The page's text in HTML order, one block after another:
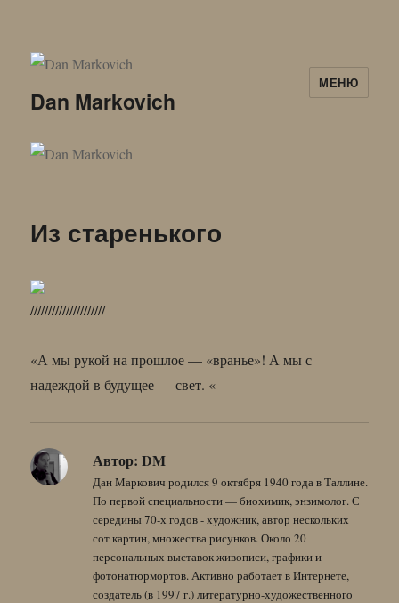
Dan Markovich
МЕНЮ
Из старенького
/////////////////////
«А мы рукой на прошлое — «вранье»! А мы с
надеждой в будущее — свет. «
Автор: DM
Дан Маркович родился 9 октября 1940 года в Таллине.
По первой специальности — биохимик, энзимолог. С
середины 70-х годов - художник, автор нескольких
сот картин, множества рисунков. Около 20
персональных выставок живописи, графики и
фотонатюрмортов. Активно работает в Интернете,
создатель (в 1997 г.) литературно-художественного